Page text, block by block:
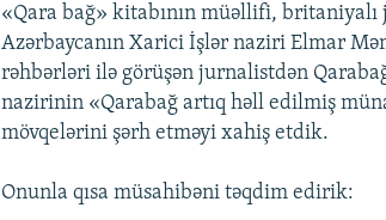
«Qara bağ» kitabının müəllifi, britaniyalı
Azərbaycanın Xarici İşlər naziri Elmar
rəhbərləri ilə görüşən jurnalistdən
nazirinin «Qarabağ artıq həll edilmiş
mövqelərini şərh etməyi xahiş etdik.
Onunla qısa müsahibəni təqdim edirik: